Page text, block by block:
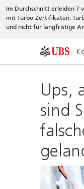
Im Durchschnitt erleiden 7
mit Turbo-Zertifikaten.
und nicht für langfristige
Ups,
sind